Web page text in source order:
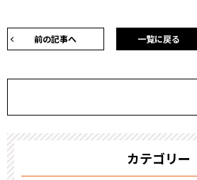
前の記事へ 一覧に戻る
カテゴリー